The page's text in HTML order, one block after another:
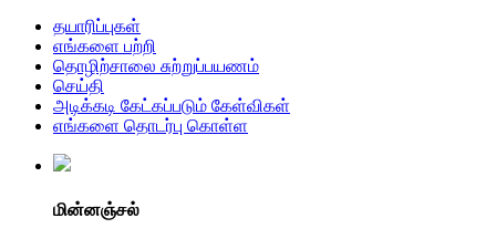
தயாரிப்புகள்
எங்களை பற்றி
தொழிற்சாலை சுற்றுப்பயணம்
செய்தி
அடிக்கடி கேட்கப்படும் கேள்விகள்
எங்களை தொடர்பு கொள்ள
மின்னஞ்சல்